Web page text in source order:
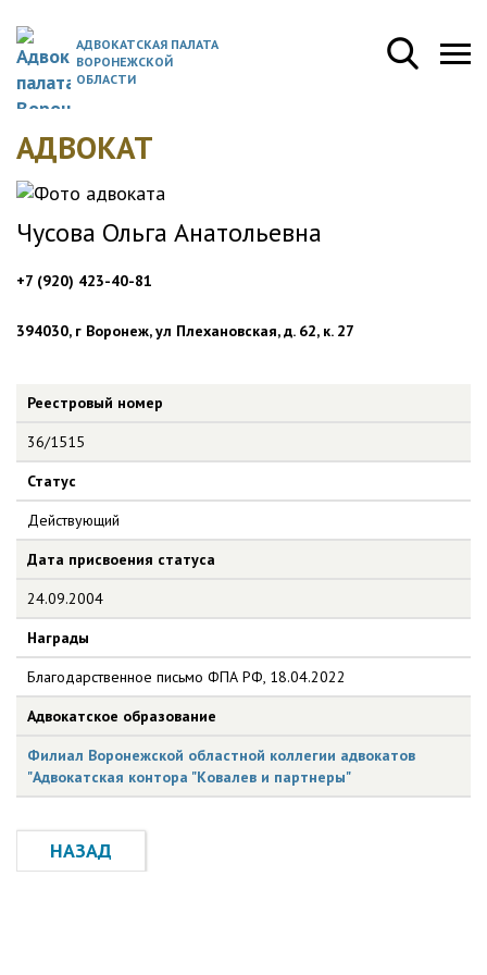
АДВОКАТСКАЯ ПАЛАТА
ВОРОНЕЖСКОЙ
ОБЛАСТИ
АДВОКАТ
Чусова Ольга Анатольевна
+7 (920) 423-40-81
394030, г Воронеж, ул Плехановская, д. 62, к. 27
Реестровый номер
36/1515
Статус
Действующий
Дата присвоения статуса
24.09.2004
Награды
Благодарственное письмо ФПА РФ, 18.04.2022
Адвокатское образование
Филиал Воронежской областной коллегии адвокатов
"Адвокатская контора "Ковалев и партнеры"
НАЗАД